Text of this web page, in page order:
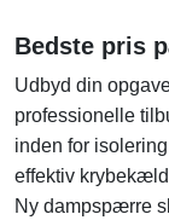
Bedste pris
Udbyd din
professionelle
inden for
effektiv
Ny dampspærre